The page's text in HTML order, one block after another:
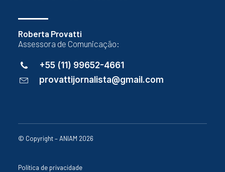
Roberta Provatti
Assessora de Comunicação:
+55 (11) 99652-4661
provattijornalista@gmail.com
© Copyright – ANIAM 2026
Política de privacidade